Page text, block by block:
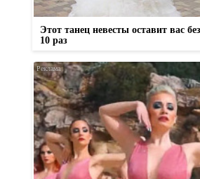
Этот танец невесты оставит вас
10 раз